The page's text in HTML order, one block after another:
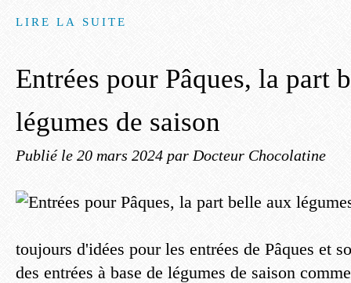
LIRE LA SUITE
Entrées pour Pâques, la part
légumes de saison
Publié le 20 mars 2024 par Docteur Chocolatine
toujours d'idées pour les entrées de Pâques et
des entrées à base de légumes de saison